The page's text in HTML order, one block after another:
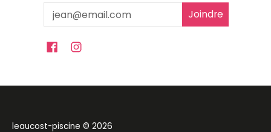
Email Joindre
leaucost-piscine © 2026